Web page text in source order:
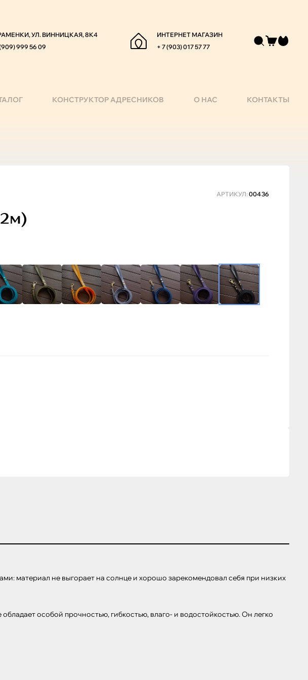
УЛ. ВИННИЦКАЯ, 8К4
999 56 09
ИНТЕРНЕТ МАГАЗИН
+ 7 (903) 017 57 77
КОНСТРУКТОР АДРЕСНИКОВ О НАС КОНТАКТЫ
АРТИКУЛ: 00436
материал не выгорает на солнце и хорошо зарекомендовал себя при низких
особой прочностью, гибкостью, влаго- и водостойкостью. Он легко